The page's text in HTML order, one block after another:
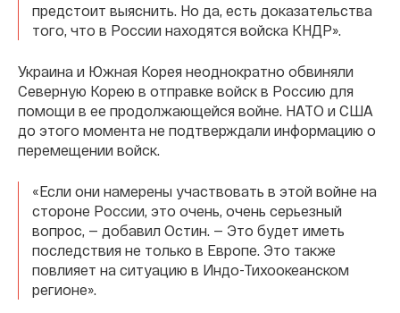
предстоит выяснить. Но да, есть доказательства
того, что в России находятся войска КНДР».
Украина и Южная Корея неоднократно обвиняли
Северную Корею в отправке войск в Россию для
помощи в ее продолжающейся войне. НАТО и США
до этого момента не подтверждали информацию о
перемещении войск.
«Если они намерены участвовать в этой войне на
стороне России, это очень, очень серьезный
вопрос, — добавил Остин. — Это будет иметь
последствия не только в Европе. Это также
повлияет на ситуацию в Индо-Тихоокеанском
регионе».